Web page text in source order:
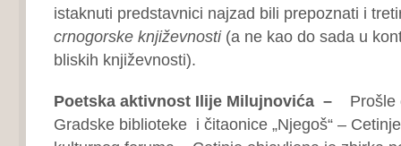
istaknuti predstavnici najzad bili prepoznati i
crnogorske književnosti(a ne kao do sada u
bliskih književnosti).
Poetska aktivnost Ilije Milujnovića –
Gradske biblioteke i čitaonice „Njegoš“ –